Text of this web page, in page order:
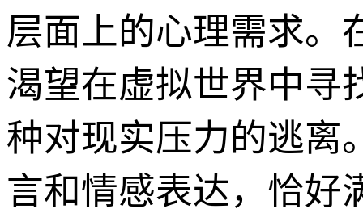
层面上的心理需求。
渴望在虚拟世界中寻
种对现实压力的逃离
言和情感表达，恰好